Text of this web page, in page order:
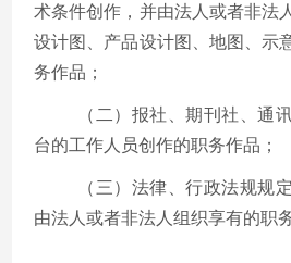
术条件创作，并由法人或者非法
设计图、产品设计图、地图、示
务作品；
（二）报社、期刊社、通
台的工作人员创作的职务作品；
（三）法律、行政法规规
由法人或者非法人组织享有的职